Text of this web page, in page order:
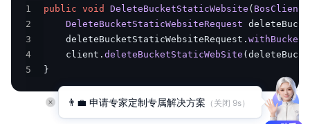
常见问题
服务等级协议SLA
相关协议
1 public void DeleteBucketStaticWebsite ( BosClient
2
DeleteBucketStaticWebsiteRequest
3
    deleteBucketStaticWebsiteRequest
.
4
    client
. deleteBucketStaticWebSite (
5
}
👨‍💼 申请专家定制专属解决方案 （关闭 9s）